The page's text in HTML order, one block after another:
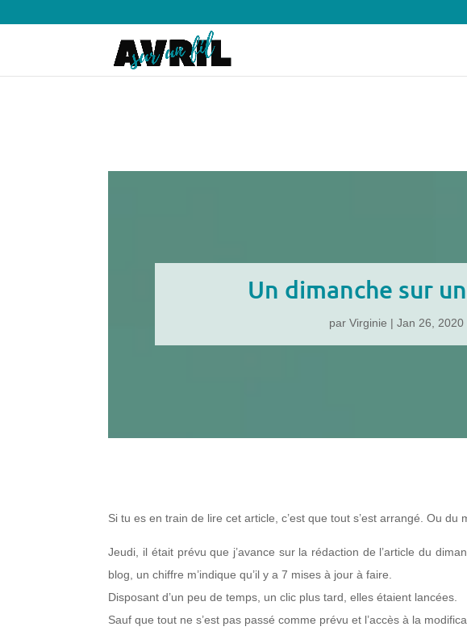
Un dimanche sur
parVirginie |Jan 26, 2020
Si tu es en train de lire cet article, c’est que tout s’est arrangé. Ou du
Jeudi, il était prévu que j’avance sur la rédaction de l’article du
blog, un chiffre m’indique qu’il y a 7 mises à jour à faire.
Disposant d’un peu de temps, un clic plus tard, elles étaient lancées.
Sauf que tout ne s’est pas passé comme prévu et l’accès à la